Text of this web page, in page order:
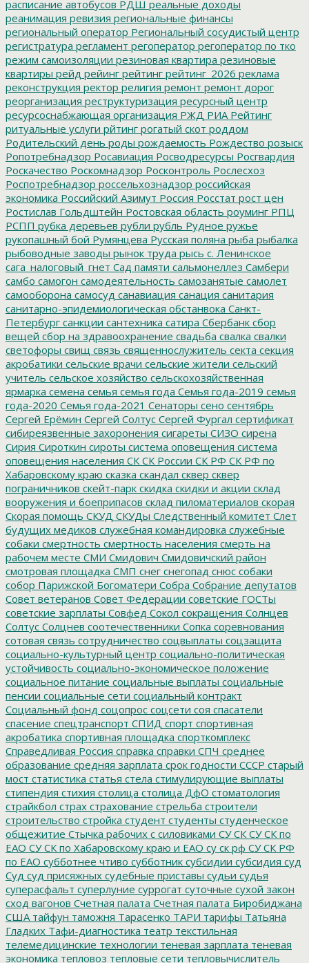
расписание автобусов РДШ реальные доходы
реанимация ревизия региональные финансы
региональный оператор Региональный сосудистый центр
регистратура регламент регоператор регоператор по тко
режим самоизоляции резиновая квартира резиновые
квартиры рейд рейинг рейтинг рейтинг_2026 реклама
реконструкция ректор религия ремонт ремонт дорог
реорганизация реструктуризация ресурсный центр
ресурсоснабжающая организация РЖД РИА Рейтинг
ритуальные услуги рйтинг рогатый скот роддом
Родительский день роды рождаемость Рождество розыск
Ропотребнадзор Росавиация Росводресурсы Росгвардия
Роскачество Роскомнадзор Росконтроль Рослесхоз
Роспотребнадзор россельхознадзор российская
экономика Российский Азимут Россия Росстат рост цен
Ростислав Гольдштейн Ростовская область роуминг РПЦ
РСПП рубка деревьев рубли рубль Рудное ружье
рукопашный бой Румянцева Русская поляна рыба рыбалка
рыбоводные заводы рынок труда рысь с. Ленинское
сага_налоговый_гнет Сад памяти сальмонеллез Самбери
самбо самогон самодеятельность самозанятые самолет
самооборона самосуд санавиация санация санитария
санитарно-эпидемиологическая обстанвока Санкт-
Петербург санкции сантехника сатира Сбербанк сбор
вещей сбор на здравоохранение свадьба свалка свалки
светофоры свищ связь священнослужитель секта секция
акробатики сельские врачи сельские жители сельский
учитель сельское хозяйство сельскохозяйственная
ярмарка семена семья семья года Семья года-2019 семья
года-2020 Семья года-2021 Сенаторы сено сентябрь
Сергей Ерёмин Сергей Солтус Сергей Фургал сертификат
сибиреязвенные захоронения сигареты СИЗО сирена
Сирия Сироткин сироты система оповещения система
оповещения населения СК СК России СК РФ СК РФ по
Хабаровскому краю сказка скандал сквер сквер
пограничников скейт-парк скидка скидки и акции склад
вооружения и боеприпасов склад пиломатериалов скорая
Скорая помощь СКУД СКУДы Следственный комитет Слет
будущих медиков служебная командировка служебные
собаки смертность смертность населения смерть на
рабочем месте СМИ Смидович Смидовичский район
смотровая площадка СМП снег снегопад снюс собаки
собор Парижской Богоматери Собра Собрание депутатов
Совет ветеранов Совет Федерации советские ГОСТы
советские зарплаты Совфед Сокол сокращения Солнцев
Солтус Солцнев соотечественники Сопка соревнования
сотовая связь сотрудничество соцвыплаты соцзащита
социально-культурный центр социально-политическая
устойчивость социально-экономическое положение
социальное питание социальные выплаты социальные
пенсии социальные сети социальный контракт
Социальный фонд соцопрос соцсети соя спасатели
спасение спецтранспорт СПИД спорт спортивная
акробатика спортивная площадка спорткомплекс
Справедливая Россия справка справки СПЧ среднее
образование средняя зарплата срок годности СССР старый
мост статистика статья стела стимулирующие выплаты
стипендия стихия столица столица ДфО стоматология
страйкбол страх страхование стрельба строители
строительство стройка студент студенты студенческое
общежитие Стычка рабочих с силовиками СУ СК СУ СК по
ЕАО СУ СК по Хабаровскому краю и ЕАО су ск рф СУ СК РФ
по ЕАО субботнее чтиво субботник субсидии субсидия суд
Суд суд присяжных судебные приставы судьи судья
суперасфальт суперлуние суррогат суточные сухой закон
сход вагонов Счетная палата Счетная палата Биробиджана
США тайфун таможня Тарасенко ТАРИ тарифы Татьяна
Гладких Тафи-диагностика театр текстильная
телемедицинские технологии теневая зарплата теневая
экономика тепловоз тепловые сети тепловычислитель